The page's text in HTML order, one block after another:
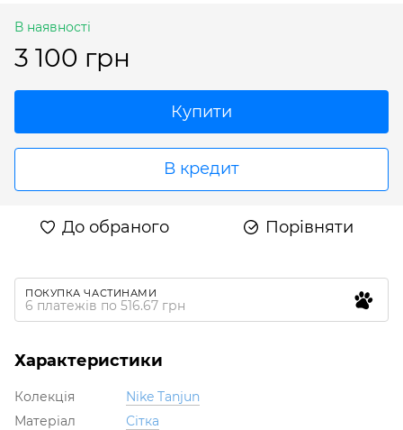
В наявності
3 100 грн
Купити
В кредит
До обраного Порівняти
ПОКУПКА ЧАСТИНАМИ
6 платежів по 516.67 грн
Характеристики
Колекція
Nike Tanjun
Матеріал
Сітка